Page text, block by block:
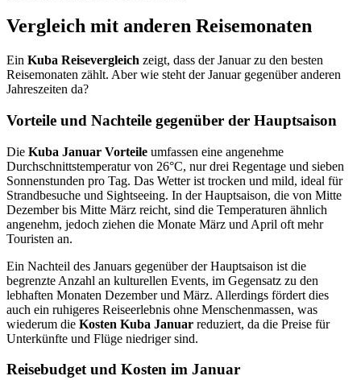
Vergleich mit anderen Reisemonaten
Ein Kuba Reisevergleich zeigt, dass der Januar zu den besten
Reisemonaten zählt. Aber wie steht der Januar gegenüber anderen
Jahreszeiten da?
Vorteile und Nachteile gegenüber der Hauptsaison
Die Kuba Januar Vorteile umfassen eine angenehme
Durchschnittstemperatur von 26°C, nur drei Regentage und sieben
Sonnenstunden pro Tag. Das Wetter ist trocken und mild, ideal für
Strandbesuche und Sightseeing. In der Hauptsaison, die von Mitte
Dezember bis Mitte März reicht, sind die Temperaturen ähnlich
angenehm, jedoch ziehen die Monate März und April oft mehr
Touristen an.
Ein Nachteil des Januars gegenüber der Hauptsaison ist die
begrenzte Anzahl an kulturellen Events, im Gegensatz zu den
lebhaften Monaten Dezember und März. Allerdings fördert dies
auch ein ruhigeres Reiseerlebnis ohne Menschenmassen, was
wiederum die Kosten Kuba Januar reduziert, da die Preise für
Unterkünfte und Flüge niedriger sind.
Reisebudget und Kosten im Januar